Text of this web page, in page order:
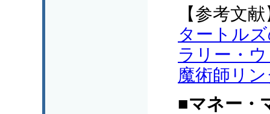
【参考文
タートル
ラリー・
魔術師リ
■マネー・